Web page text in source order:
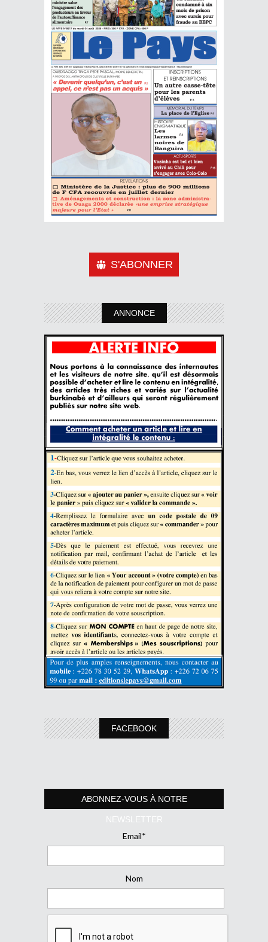
S'ABONNER
ANNONCE
FACEBOOK
ABONNEZ-VOUS À NOTRE
NEWSLETTER
Email*
Nom